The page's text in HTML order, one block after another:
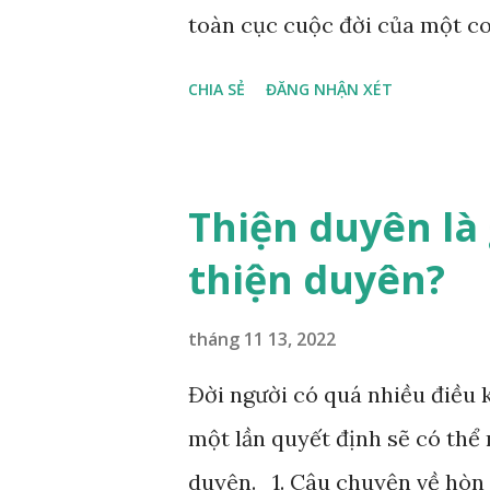
toàn cục cuộc đời của một
một “Số mệnh”, từ trong
cuộc sống sau này. Mệnh là
khống chế của bản thân, ví
CHIA SẺ ĐĂNG NHẬN XÉT
Thiện duyên là
thiện duyên?
tháng 11 13, 2022
Đời người có quá nhiều điều
một lần quyết định sẽ có thể
duyên. 1. Câu chuyện về